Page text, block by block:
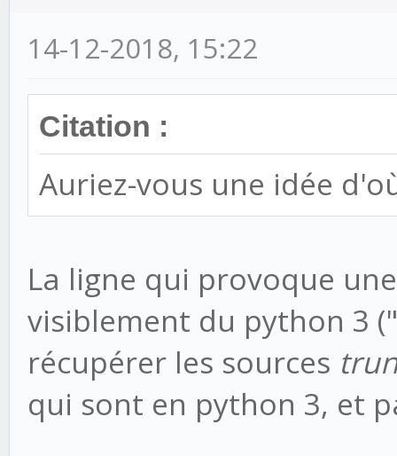
setup
File
File
populate
14-12-2018, 15:22
Citation :
Auriez-vous une idée
La ligne qui provoque
visiblement du python 3
récupérer les sources
qui sont en python 3, et